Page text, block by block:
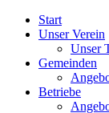
Start
Unser Verein
Unser
Gemeinden
Betriebe